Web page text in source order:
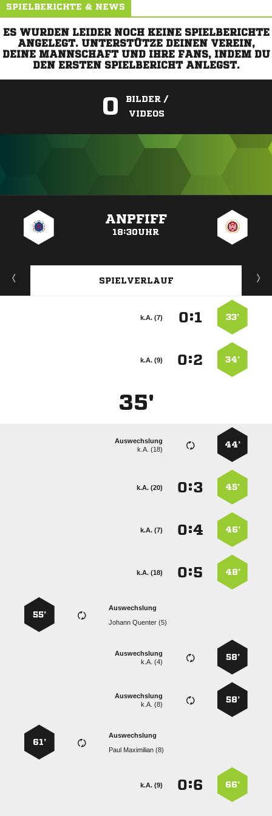
SPIELBERICHTE & NEWS
ES WURDEN LEIDER NOCH KEINE SPIELBERICHTE
ANGELEGT. UNTERSTÜTZE DEINEN VEREIN,
DEINE MANNSCHAFT UND IHRE FANS, INDEM DU
DEN ERSTEN SPIELBERICHT ANLEGST.
0
BILDER /
VIDEOS
ANPFIFF
18:30UHR
SPIELVERLAUF
33’
:
k.A. (7)
34’
:
k.A. (9)
35'
44’
Auswechslung
k.A. (18)
45’
:
k.A. (20)
46’
:
k.A. (7)
48’
:
k.A. (18)
Auswechslung
  
55’
58’
Auswechslung
k.A. (4)
58’
Auswechslung
k.A. (8)
Auswechslung
  
61’
66’
:
k.A. (9)